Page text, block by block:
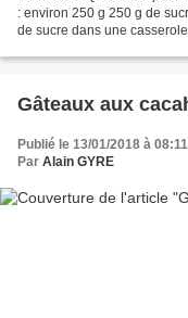
: environ 250 g 250 g de
de sucre dans une
Gâteaux aux
Publié le 13/01/2018 à 08:11
Par Alain GYRE